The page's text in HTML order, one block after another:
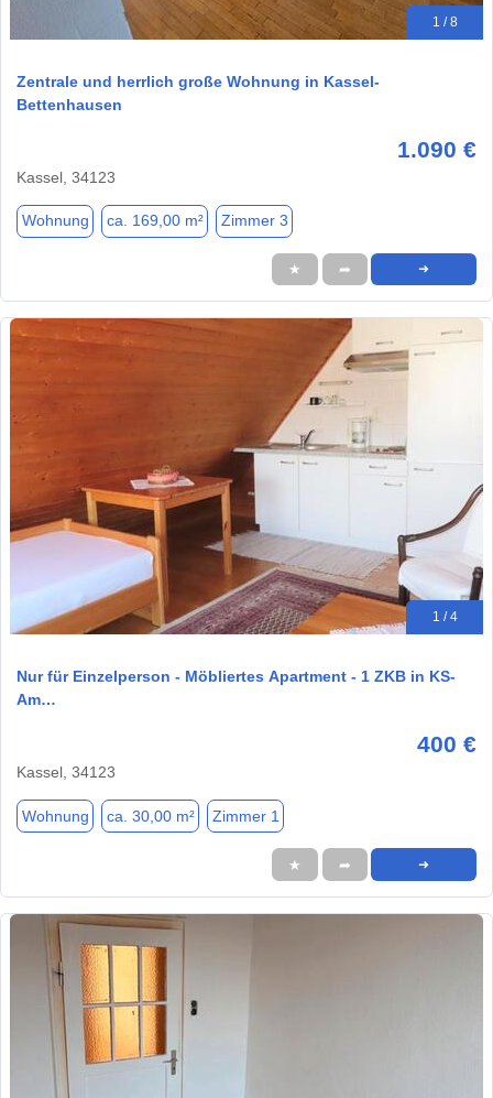
1 / 8
Zentrale und herrlich große Wohnung in Kassel-
Bettenhausen
1.090 €
Kassel, 34123
Wohnung ca. 169,00 m² Zimmer 3
★ ➦ ➜
1 / 4
Nur für Einzelperson - Möbliertes Apartment - 1 ZKB in KS-
Am…
400 €
Kassel, 34123
Wohnung ca. 30,00 m² Zimmer 1
★ ➦ ➜